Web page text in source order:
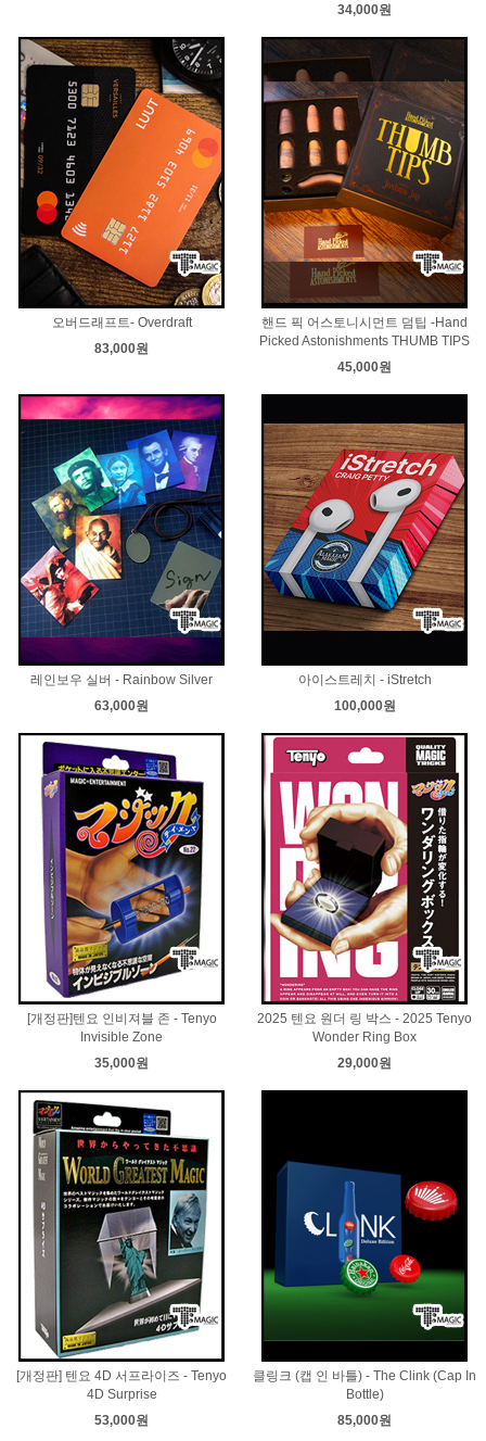
34,000원
오버드래프트- Overdraft
83,000원
핸드 픽 어스토니시먼트 덤팁 -Hand
Picked Astonishments THUMB TIPS
45,000원
레인보우 실버 - Rainbow Silver
63,000원
아이스트레치 - iStretch
100,000원
[개정판]텐요 인비져블 존 - Tenyo
Invisible Zone
35,000원
2025 텐요 원더 링 박스 - 2025 Tenyo
Wonder Ring Box
29,000원
[개정판] 텐요 4D 서프라이즈 - Tenyo
4D Surprise
53,000원
클링크 (캡 인 바틀) - The Clink (Cap In
Bottle)
85,000원